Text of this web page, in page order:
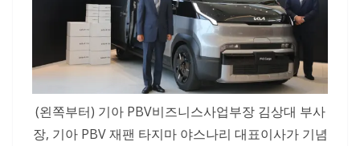
(왼쪽부터) 기아 PBV비즈니스사업부장 김상대 부사
장, 기아 PBV 재팬 타지마 야스나리 대표이사가 기념